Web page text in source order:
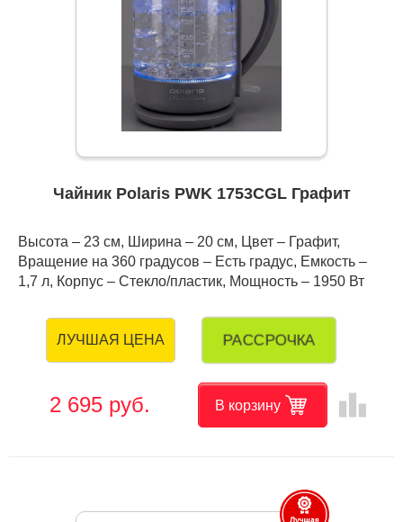
Чайник Polaris PWK 1753CGL Графит
Высота – 23 см, Ширина – 20 см, Цвет – Графит,
Вращение на 360 градусов – Есть градус, Емкость –
1,7 л, Корпус – Стекло/пластик, Мощность – 1950 Вт
ЛУЧШАЯ ЦЕНА РАССРОЧКА
2 695 руб. В корзину leaderboard